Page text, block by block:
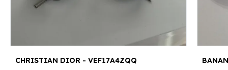
CHRISTIAN DIOR - VEF17A4ZQQ